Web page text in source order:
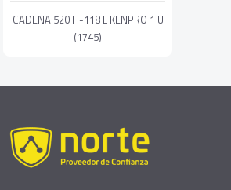
CADENA 520 H-118 L KENPRO 1 U
(1745)